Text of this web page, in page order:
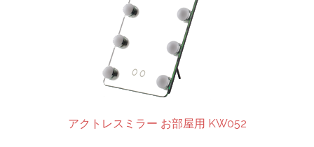
アクトレスミラー お部屋用 KW052